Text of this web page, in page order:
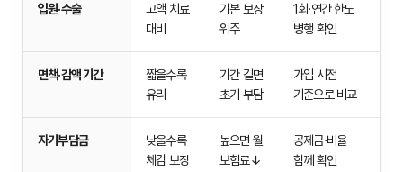
별
입원·수술
고액 치료
대비
기본 보장
위주
1회·연간 한도
병행 확인
면책·감액 기간
짧을수록
유리
기간 길면
초기 부담
가입 시점
기준으로 비교
자기부담금
낮을수록
체감 보장
높으면 월
보험료↓
공제금·비율
함께 확인